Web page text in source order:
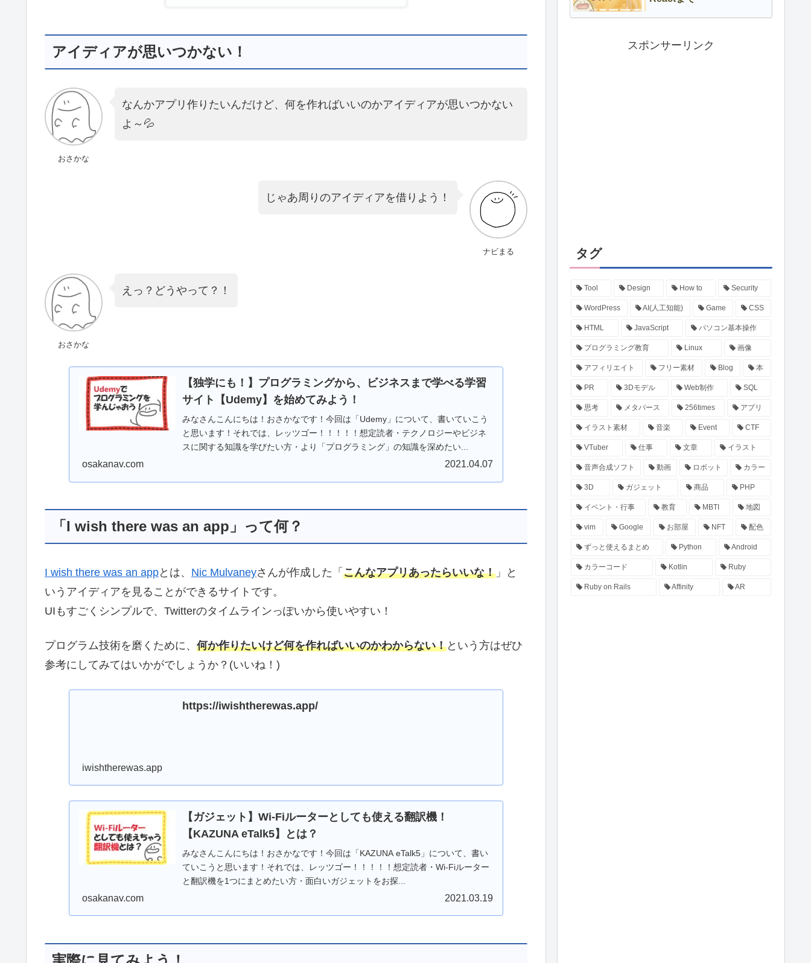
アイディアが思いつかない！
おさかな
なんかアプリ作りたいんだけど、何を作ればいいのかアイディアが思いつかない
よ～💦
ナビまる
じゃあ周りのアイディアを借りよう！
おさかな
えっ？どうやって？！
【独学にも！】プログラミングから、ビジネスまで学べる学習
サイト【Udemy】を始めてみよう！
みなさんこんにちは！おさかなです！今回は「Udemy」について、書いていこう
と思います！それでは、レッツゴー！！！！！想定読者・テクノロジーやビジネ
スに関する知識を学びたい方・より「プログラミング」の知識を深めたい...
osakanav.com 2021.04.07
「I wish there was an app」って何？
I wish there was an appとは、 Nic Mulvaneyさんが作成した「 こんなアプリあったらいいな！ 」と
いうアイディアを見ることができるサイトです。
UIもすごくシンプルで、Twitterのタイムラインっぽいから使いやすい！
プログラム技術を磨くために、 何か作りたいけど何を作ればいいのかわからない！という方はぜひ
参考にしてみてはいかがでしょうか？(いいね！)
https://iwishtherewas.app/
iwishtherewas.app
【ガジェット】Wi-Fiルーターとしても使える翻訳機！
【KAZUNA eTalk5】とは？
みなさんこんにちは！おさかなです！今回は「KAZUNA eTalk5」について、書い
ていこうと思います！それでは、レッツゴー！！！！！想定読者・Wi-Fiルーター
と翻訳機を1つにまとめたい方・面白いガジェットをお探...
osakanav.com 2021.03.19
スポンサーリンク
タグ
Tool Design How to Security
WordPress AI(人工知能) Game CSS
HTML JavaScript パソコン基本操作
プログラミング教育 Linux 画像
アフィリエイト フリー素材 Blog 本
PR 3Dモデル Web制作 SQL
思考 メタバース 256times アプリ
イラスト素材 音楽 Event CTF
VTuber 仕事 文章 イラスト
音声合成ソフト 動画 ロボット カラー
3D ガジェット 商品 PHP
イベント・行事 教育 MBTI 地図
vim Google お部屋 NFT 配色
ずっと使えるまとめ Python Android
カラーコード Kotlin Ruby
Ruby on Rails Affinity AR